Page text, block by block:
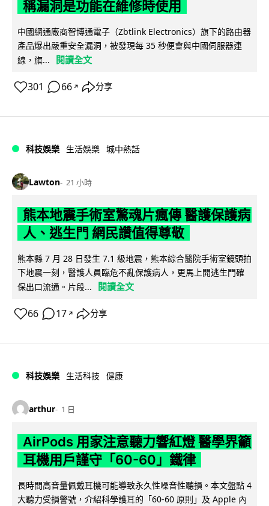
稱漏洞是功能在維修時使用
中國網通廠商智博通電子（Zbtlink Electronics）旗下的路由器
產品爆出嚴重安全漏洞，被發現每 35 秒便會與中國伺服器連
線，旗...
閱讀全文
301 66 ↗ 分享
科技娛樂 生活娛樂 城中熱話
Lawton 21 小時
熊本地震手術室驚魂片瘋傳 醫護保護病
人、逃生門 網民讚值得尊敬
熊本縣 7 月 28 日發生 7.1 級地震，熊本綜合醫院手術室鏡頭拍
下地震一刻，醫護人員臨危不亂保護病人，更馬上開逃生門確
保出口流通。片段...
閱讀全文
66 17 ↗ 分享
科技娛樂 生活科技 健康
arthur 1 日
AirPods 用家注意聽力響紅燈 醫學界籲
耳機用戶謹守「60-60」鐵律
長時間高音量佩戴耳機可能導致永久性噪音性聽損。本文盤點 4
大聽力受損警號，介紹科學護耳的「60-60 原則」及 Apple 內